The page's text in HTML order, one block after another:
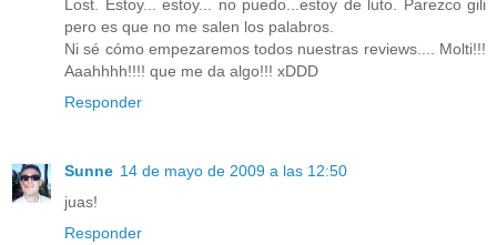
Lost. Estoy... estoy... no puedo...estoy de luto. Parezco gili
pero es que no me salen los palabros.
Ni sé cómo empezaremos todos nuestras reviews.... Molti!!!
Aaahhhh!!!! que me da algo!!! xDDD
Responder
Sunne 14 de mayo de 2009 a las 12:50
juas!
Responder